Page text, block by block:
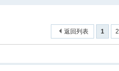
1 2
返回列表